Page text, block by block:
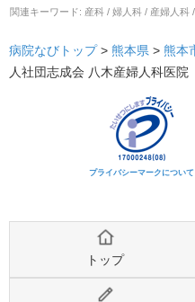
関連キーワード: 産科 / 婦人科 / 産婦人科
病院なびトップ > 熊本県 > 熊本
人社団志成会 八木産婦人科医院
プライバシーマークについて
トップ